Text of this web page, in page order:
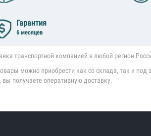
Гарантия
6 месяцев
транспортной компанией в любой регион
можно приобрести как со склада, так и под
вы получаете оперативную доставку.